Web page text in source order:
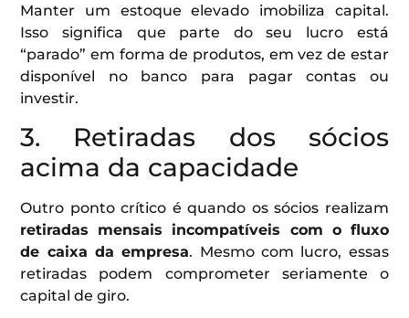
Manter um estoque elevado imobiliza capital.
Isso significa que parte do seu lucro está
“parado” em forma de produtos, em vez de estar
disponível no banco para pagar contas ou
investir.
3. Retiradas dos sócios
acima da capacidade
Outro ponto crítico é quando os sócios realizam
retiradas mensais incompatíveis com o fluxo
de caixa da empresa. Mesmo com lucro, essas
retiradas podem comprometer seriamente o
capital de giro.